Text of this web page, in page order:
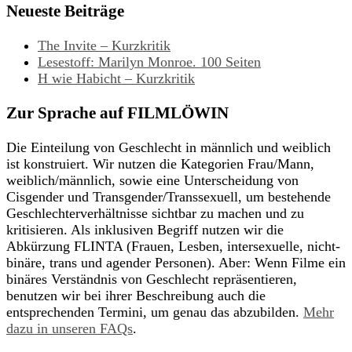
Neueste Beiträge
The Invite – Kurzkritik
Lesestoff: Marilyn Monroe. 100 Seiten
H wie Habicht – Kurzkritik
Zur Sprache auf FILMLÖWIN
Die Einteilung von Geschlecht in männlich und weiblich
ist konstruiert. Wir nutzen die Kategorien Frau/Mann,
weiblich/männlich, sowie eine Unterscheidung von
Cisgender und Transgender/Transsexuell, um bestehende
Geschlechterverhältnisse sichtbar zu machen und zu
kritisieren. Als inklusiven Begriff nutzen wir die
Abkürzung FLINTA (Frauen, Lesben, intersexuelle, nicht-
binäre, trans und agender Personen). Aber: Wenn Filme ein
binäres Verständnis von Geschlecht repräsentieren,
benutzen wir bei ihrer Beschreibung auch die
entsprechenden Termini, um genau das abzubilden. Mehr
dazu in unseren FAQs.